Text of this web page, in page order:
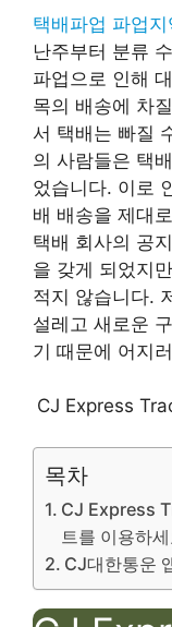
택배파업 파업
난주부터 분류
파업으로 인해
목의 배송에 차
서 택배는 빠질
의 사람들은 택
었습니다. 이로
배 배송을 제대
택배 회사의 공
을 갖게 되었지
적지 않습니다.
설레고 새로운
기 때문에 어지
CJ Express
목차
CJ Express
트를 이용하
CJ대한통운